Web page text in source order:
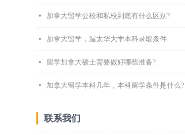
加拿大留学公校和私校到底有什么区别?
加拿大留学，渥太华大学本科录取条件
留学加拿大硕士需要做好哪些准备?
加拿大留学本科几年，本科留学条件是什么?
联系我们